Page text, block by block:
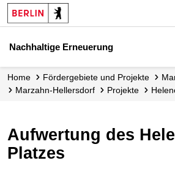
Nachhaltige Erneuerung
Home Fördergebiete und Projekte
Marzahn-Hellersdorf
Projekte
Aufwertung des
Platzes